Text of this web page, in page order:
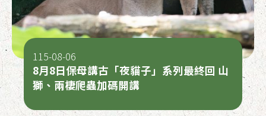
8月8日保母講古「夜貓子」系列最終回 山
獅、兩棲爬蟲加碼開講
115-08-06